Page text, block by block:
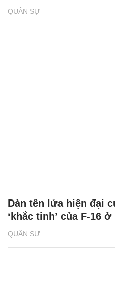
QUÂN SỰ
QUÂN SỰ
Dàn tên lửa hiện đại
‘khắc tinh’ của F-16